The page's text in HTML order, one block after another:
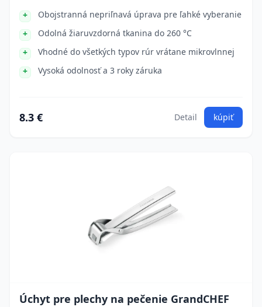
Obojstranná nepriľnavá úprava pre ľahké vyberanie
Odolná žiaruvzdorná tkanina do 260 °C
Vhodné do všetkých typov rúr vrátane mikrovlnnej
Vysoká odolnosť a 3 roky záruka
8.3 € Detail kúpiť
Úchyt pre plechy na pečenie GrandCHEF